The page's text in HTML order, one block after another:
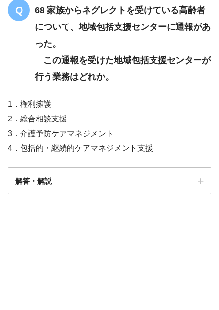
68 家族からネグレクトを受けている高齢者
について、地域包括支援センターに通報があ
った。
この通報を受けた地域包括支援センターが
行う業務はどれか。
1．権利擁護
2．総合相談支援
3．介護予防ケアマネジメント
4．包括的・継続的ケアマネジメント支援
解答・解説